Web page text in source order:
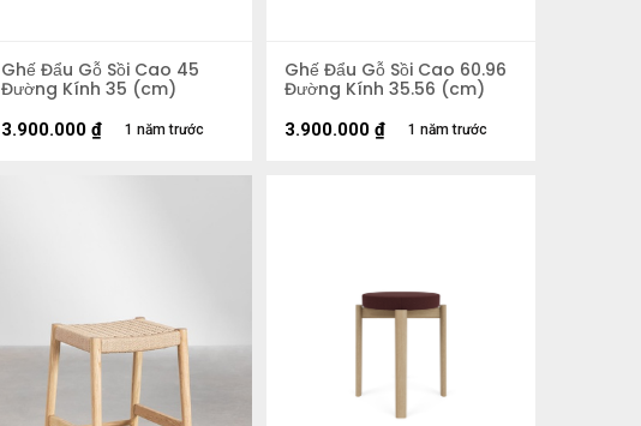
Ghế Đẩu Gỗ Sồi Cao 45
Đường Kính 35 (cm)
1 năm trước
3.900.000 ₫
Ghế Đẩu Gỗ Sồi Cao 60.96
Đường Kính 35.56 (cm)
1 năm trước
3.900.000 ₫